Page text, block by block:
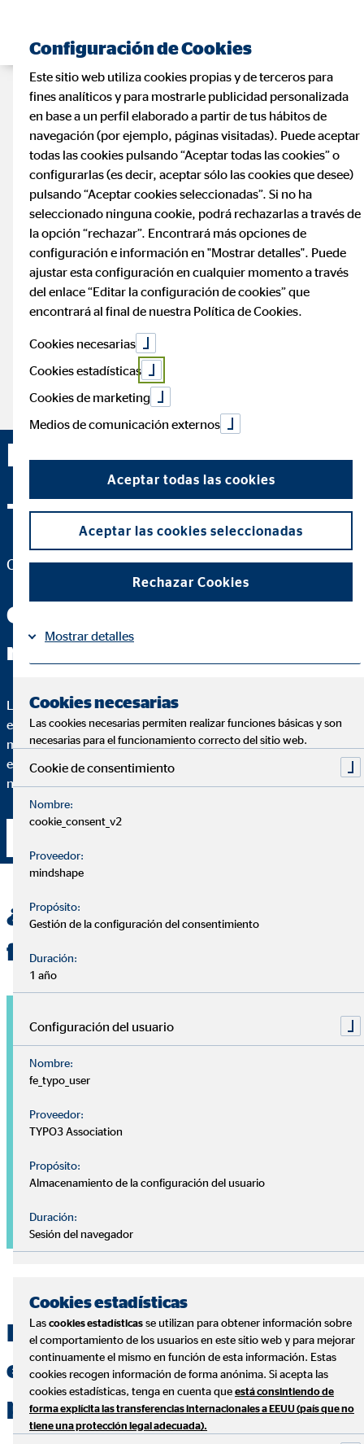
Daniel Lucena Bustos
— Barcelona
Coordinador de Zona para OVB Allfinanz España S.A.
Conmigo tendrás las
respuestas que buscas
Lo más importante de un buen asesoramiento es que puedas
entender cada paso. Para ello, te voy a explicar hasta el más
mínimo detalle de por qué recomiendo una solución financiera
específica y en qué medida se adapta esta solución a tus
necesidades particulares.
¿Quieres una planificación
financiera personalizada?
Especialistas en la gestión
eficiente de las finanzas
personales
Configuración de Cookies
Este sitio web utiliza cookies propias y de terceros para
fines analíticos y para mostrarle publicidad personalizada
en base a un perfil elaborado a partir de tus hábitos de
navegación (por ejemplo, páginas visitadas). Puede aceptar
todas las cookies pulsando “Aceptar todas las cookies” o
configurarlas (es decir, aceptar sólo las cookies que desee)
pulsando “Aceptar cookies seleccionadas”. Si no ha
seleccionado ninguna cookie, podrá rechazarlas a través de
la opción “rechazar”. Encontrará más opciones de
configuración e información en "Mostrar detalles". Puede
ajustar esta configuración en cualquier momento a través
del enlace “Editar la configuración de cookies” que
encontrará al final de nuestra Política de Cookies.
Cookies necesarias
Cookies estadísticas
Cookies de marketing
Medios de comunicación externos
Aceptar todas las cookies
Aceptar las cookies seleccionadas
Rechazar Cookies
Mostrar detalles
Cookies necesarias
Las cookies necesarias permiten realizar funciones básicas y son
necesarias para el funcionamiento correcto del sitio web.
Cookie de consentimiento
Nombre:
cookie_consent_v2
Proveedor:
mindshape
Propósito:
Gestión de la configuración del consentimiento
Duración:
1 año
Configuración del usuario
Nombre:
fe_typo_user
Proveedor:
TYPO3 Association
Propósito:
Almacenamiento de la configuración del usuario
Duración:
Sesión del navegador
Cookies estadísticas
Las cookies estadísticas se utilizan para obtener información sobre
el comportamiento de los usuarios en este sitio web y para mejorar
continuamente el mismo en función de esta información. Estas
cookies recogen información de forma anónima. Si acepta las
cookies estadísticas, tenga en cuenta que está consintiendo de
forma explícita las transferencias internacionales a EEUU (país que no
tiene una protección legal adecuada).